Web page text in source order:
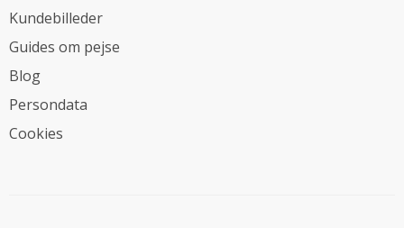
Kundebilleder
Guides om pejse
Blog
Persondata
Cookies